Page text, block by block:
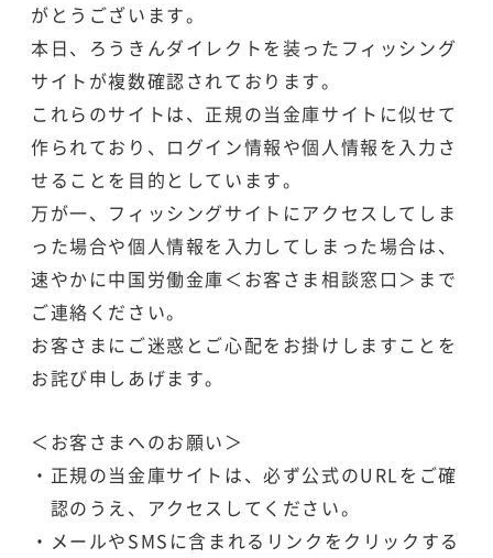
がとうございます。
本日、ろうきんダイレクトを装ったフィッシング
サイトが複数確認されております。
これらのサイトは、正規の当金庫サイトに似せて
作られており、ログイン情報や個人情報を入力さ
せることを目的としています。
万が一、フィッシングサイトにアクセスしてしま
った場合や個人情報を入力してしまった場合は、
速やかに中国労働金庫＜お客さま相談窓口＞まで
ご連絡ください。
お客さまにご迷惑とご心配をお掛けしますことを
お詫び申しあげます。
＜お客さまへのお願い＞
・正規の当金庫サイトは、必ず公式のURLをご確
認のうえ、アクセスしてください。
・メールやSMSに含まれるリンクをクリックする